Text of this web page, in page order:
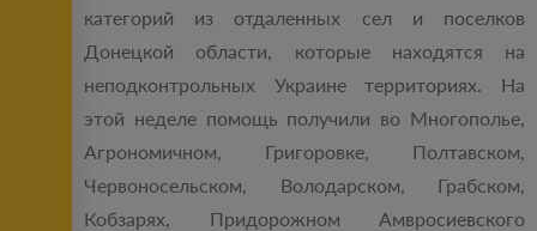
категорий из отдаленных сел и поселков
Донецкой области, которые находятся на
неподконтрольных Украине территориях. На
этой неделе помощь получили во Многополье,
Агрономичном, Григоровке, Полтавском,
Червоносельском, Володарском, Грабском,
Кобзарях, Придорожном Амвросиевского